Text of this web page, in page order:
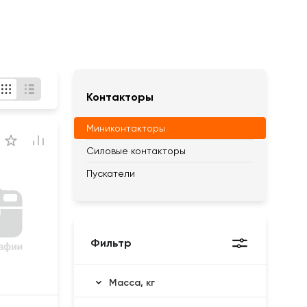
Контакторы
Миниконтакторы
Силовые контакторы
Пускатели
Фильтр
Масса, кг